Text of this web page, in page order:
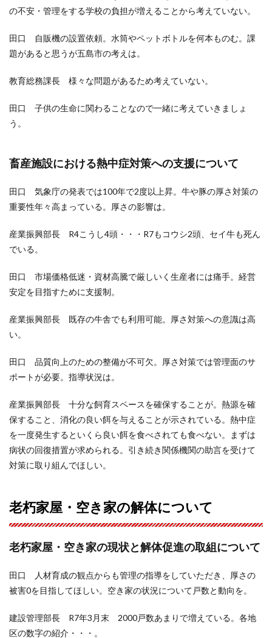
の不安・管理をする学校の負担が増えることから考えていない。
田口 自販機の設置依頼。水筒やペットボトルを何本ものむ。課
題があると思うが五島市の考えは。
教育総務課長 様々な問題があるため考えていない。
田口 子供の生命に関わることなので一緒に考えていきましょ
う。
畜産施設における熱中症対策への支援について
田口 気象庁の発表では100年で2度以 上昇。牛や豚の厚さ対策の
重要性年々高まっている。厚さの影響は。
産業振興部長 R4こうし4頭・・・R7も コウシ2頭、セイ牛も死ん
でいる。
田口 市場価格低迷・資材高騰で厳しいく生産者には痛手。経営
安定を目指すために支援制。
産業振興部長 既存の牛舎でも利用可能。厚さ対策への意識は高
い。
田口 品質向上のための整備が不可欠。厚さ対策では管理面のサ
ポートが必要。指導状況は。
産業振興部長 十分な飼育スペースを確保することが。熱源を確
保すること、消化の良い餌を与えることが示されている。熱中症
を一度発生するといくら良い餌を食べされても食べない。まずは
病状の回復措置が求められる。引き続き関係機関の助言を受けて
対策に取り組んでほしい。
老朽家屋・空き家の解体について
老朽家屋・空き家の現状と解体促進の取組について
田口 人材育成の観点からも管理の指導をしていただき、厚さの
被害0を目指してほしい。空き家の状況について戸数と動向を。
建設管理部長 R7年3月末 2000戸数あまりで増えている。各地
区の数字の紹介・・・。